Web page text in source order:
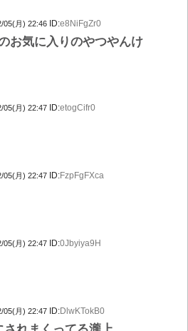
05(月) 22:46 ID:e8NiFgZr0
お気に入りのやつやんけ
05(月) 22:47 ID:etogCifr0
05(月) 22:47 ID:FzpFgFXca
05(月) 22:47 ID:0Jbyiya9H
05(月) 22:47 ID:DlwKTokB0